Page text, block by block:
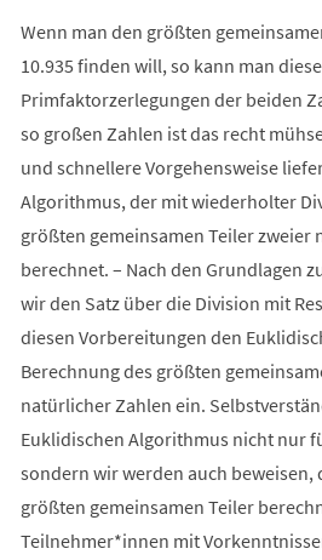
Wenn man den größten
10.935 finden will, so kann man
Primfaktorzerlegungen der beiden
so großen Zahlen ist das recht
und schnellere Vorgehensweise
Algorithmus, der mit wiederholter
größten gemeinsamen Teiler zweier
berechnet. – Nach den Grundlagen
wir den Satz über die Division mit
diesen Vorbereitungen den
Berechnung des größten
natürlicher Zahlen ein.
Euklidischen Algorithmus nicht nur
sondern wir werden auch beweisen,
größten gemeinsamen Teiler
Teilnehmer*innen mit